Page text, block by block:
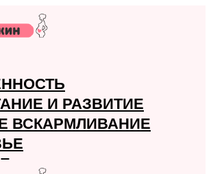
И РАЗВИТИЕ
ВСКАРМЛИВАНИЕ